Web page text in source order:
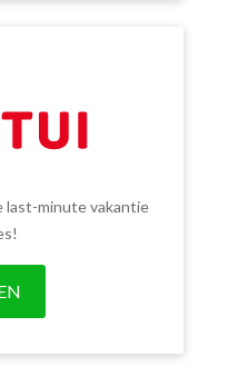
last-minute vakantie